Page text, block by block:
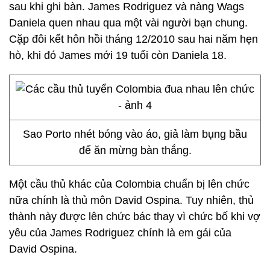
sau khi ghi bàn. James Rodriguez và nàng Wags
Daniela quen nhau qua một vài người bạn chung.
Cặp đôi kết hôn hồi tháng 12/2010 sau hai năm hẹn
hò, khi đó James mới 19 tuổi còn Daniela 18.
Sao Porto nhét bóng vào áo, giả làm bụng bầu
để ăn mừng bàn thắng.
Một cầu thủ khác của Colombia chuẩn bị lên chức
nữa chính là thủ môn David Ospina. Tuy nhiên, thủ
thành này được lên chức bác thay vì chức bố khi vợ
yêu của James Rodriguez chính là em gái của
David Ospina.